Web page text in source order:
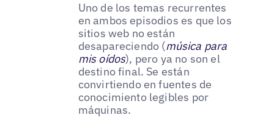
Uno de los temas recurrentes
en ambos episodios es que los
sitios web no están
desapareciendo (música para
mis oídos), pero ya no son el
destino final. Se están
convirtiendo en fuentes de
conocimiento legibles por
máquinas.